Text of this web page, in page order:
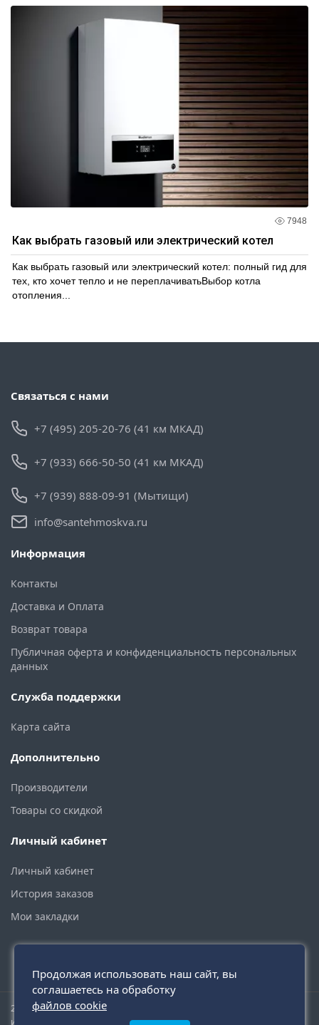
7948
Как выбрать газовый или электрический котел
Как выбрать газовый или электрический котел: полный гид для
тех, кто хочет тепло и не переплачиватьВыбор котла
отопления...
Связаться с нами
+7 (495) 205-20-76 (41 км МКАД)
+7 (933) 666-50-50 (41 км МКАД)
+7 (939) 888-09-91 (Мытищи)
info@santehmoskva.ru
Информация
Контакты
Доставка и Оплата
Возврат товара
Публичная оферта и конфиденциальность персональных
данных
Служба поддержки
Карта сайта
Дополнительно
Производители
Товары со скидкой
Личный кабинет
Личный кабинет
История заказов
Мои закладки
2015 - 2026 © santehmoskva.ru — интернет-магазин сантехники
инженерной и бытовой.
Продолжая использовать наш сайт, вы
соглашаетесь на обработку
файлов cookie